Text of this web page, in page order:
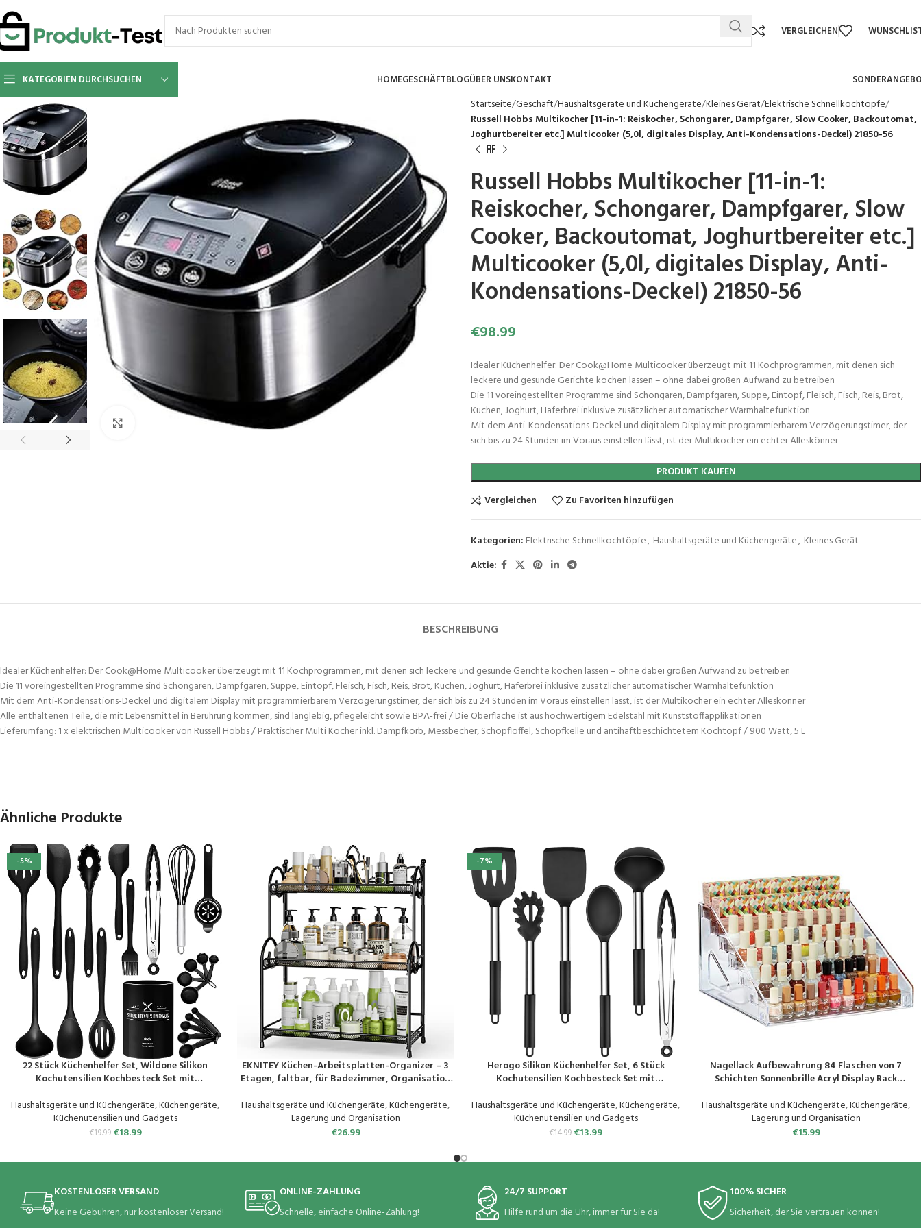
VERGLEICHEN
KATEGORIEN DURCHSUCHEN HOMEGESCHÄFTBLOGÜBER UNSKONTAKT
Click to enlarge
Startseite Geschäft Haushaltsgeräte und Küchengeräte Kleines Gerät Elektrische Schnellkochtöpfe
Russell Hobbs Multikocher [11-in-1: Reiskocher, Schongarer, Dampfgarer, Slow Cooker, Backoutomat,
Joghurtbereiter etc.] Multicooker (5,0l, digitales Display, Anti-Kondensations-Deckel) 21850-56
Russell Hobbs Multikocher [11-in-1:
Reiskocher, Schongarer, Dampfgarer, Slow
Cooker, Backoutomat, Joghurtbereiter etc.]
Multicooker (5,0l, digitales Display, Anti-
Kondensations-Deckel) 21850-56
€98.99
Idealer Küchenhelfer: Der Cook@Home Multicooker überzeugt mit 11 Kochprogrammen, mit denen sich
leckere und gesunde Gerichte kochen lassen – ohne dabei großen Aufwand zu betreiben
Die 11 voreingestellten Programme sind Schongaren, Dampfgaren, Suppe, Eintopf, Fleisch, Fisch, Reis, Brot,
Kuchen, Joghurt, Haferbrei inklusive zusätzlicher automatischer Warmhaltefunktion
Mit dem Anti-Kondensations-Deckel und digitalem Display mit programmierbarem Verzögerungstimer, der
sich bis zu 24 Stunden im Voraus einstellen lässt, ist der Multikocher ein echter Alleskönner
PRODUKT KAUFEN
Vergleichen
Zu Favoriten hinzufügen
Kategorien: Elektrische Schnellkochtöpfe, Haushaltsgeräte und Küchengeräte, Kleines Gerät
Aktie:
BESCHREIBUNG
Idealer Küchenhelfer: Der Cook@Home Multicooker überzeugt mit 11 Kochprogrammen, mit denen sich leckere und gesunde Gerichte kochen lassen – ohne dabei großen Aufwand zu betreiben
Die 11 voreingestellten Programme sind Schongaren, Dampfgaren, Suppe, Eintopf, Fleisch, Fisch, Reis, Brot, Kuchen, Joghurt, Haferbrei inklusive zusätzlicher automatischer Warmhaltefunktion
Mit dem Anti-Kondensations-Deckel und digitalem Display mit programmierbarem Verzögerungstimer, der sich bis zu 24 Stunden im Voraus einstellen lässt, ist der Multikocher ein echter Alleskönner
Alle enthaltenen Teile, die mit Lebensmittel in Berührung kommen, sind langlebig, pflegeleicht sowie BPA-frei / Die Oberfläche ist aus hochwertigem Edelstahl mit Kunststoffapplikationen
Lieferumfang: 1 x elektrischen Multicooker von Russell Hobbs / Praktischer Multi Kocher inkl. Dampfkorb, Messbecher, Schöpflöffel, Schöpfkelle und antihaftbeschichtetem Kochtopf / 900 Watt, 5 L
Ähnliche Produkte
-5%
PRODUKT KAUFEN
22 Stück Küchenhelfer Set, Wildone Silikon
Kochutensilien Kochbesteck Set mit
Kochgeschirr Set, Antihaftbeschichtete,
Spülmaschinenfest (Schwarz)
Haushaltsgeräte und Küchengeräte,Küchengeräte,
Küchenutensilien und Gadgets
€19.99 €18.99
PRODUKT KAUFEN
EKNITEY Küchen-Arbeitsplatten-Organizer – 3
Etagen, faltbar, für Badezimmer, Organisation
Schwarz (Schwarz)
Haushaltsgeräte und Küchengeräte,Küchengeräte,
Lagerung und Organisation
€26.99
-7%
PRODUKT KAUFEN
Herogo Silikon Küchenhelfer Set, 6 Stück
Kochutensilien Kochbesteck Set mit
Silikon Küchenutensilien Wender Zange
Pfannenwender Set – Schwarz
Haushaltsgeräte und Küchengeräte,Küchengeräte,
Küchenutensilien und Gadgets
€14.99 €13.99
PRODUKT KAUFEN
Nagellack Aufbewahrung 84 Flaschen von 7
Schichten Sonnenbrille Acryl Display Rack
kein Werkzeug erforderlich Montage
Haushaltsgeräte und Küchengeräte,Küchengeräte,
Lagerung und Organisation
€15.99
KOSTENLOSER VERSAND
Keine Gebühren, nur kostenloser Versand!
ONLINE-ZAHLUNG
Schnelle, einfache Online-Zahlung!
24/7 SUPPORT
Hilfe rund um die Uhr, immer für Sie da!
100% SICHER
Sicherheit, der Sie vertrauen können!